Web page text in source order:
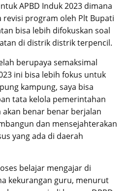
APBD Induk 2023 dimana
revisi program oleh Plt Bupati
bisa lebih difokuskan soal
di distrik distrik terpencil.
berupaya semaksimal
ini bisa lebih fokus untuk
kampung, saya bisa
tata kelola pemerintahan
benar benar berjalan
dan mensejahterakan
yang ada di daerah
belajar mengajar di
kekurangan guru, menurut